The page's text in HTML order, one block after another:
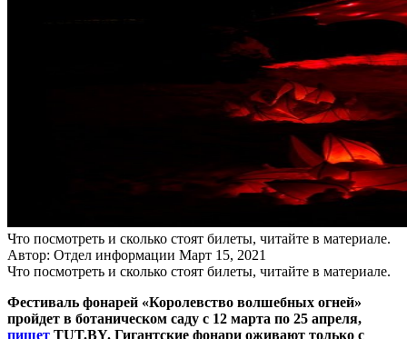
Что посмотреть и сколько стоят билеты, читайте в материале.
Автор: Отдел информации Март 15, 2021
Что посмотреть и сколько стоят билеты, читайте в материале.
Фестиваль фонарей «Королевство волшебных огней»
пройдет в ботаническом саду с 12 марта по 25 апреля,
пишет TUT.BY. Гигантские фонари оживают только с